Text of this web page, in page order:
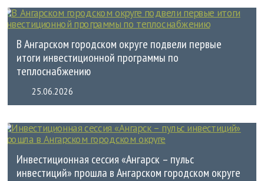
В Ангарском городском округе подвели первые
итоги инвестиционной программы по
теплоснабжению
25.06.2026
Инвестиционная сессия «Ангарск – пульс
инвестиций» прошла в Ангарском городском округе